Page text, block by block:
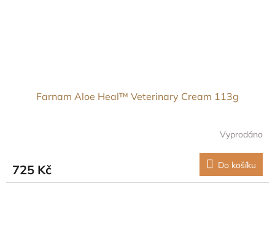
Farnam Aloe Heal™ Veterinary Cream 113g
Vyprodáno
725 Kč Do košíku